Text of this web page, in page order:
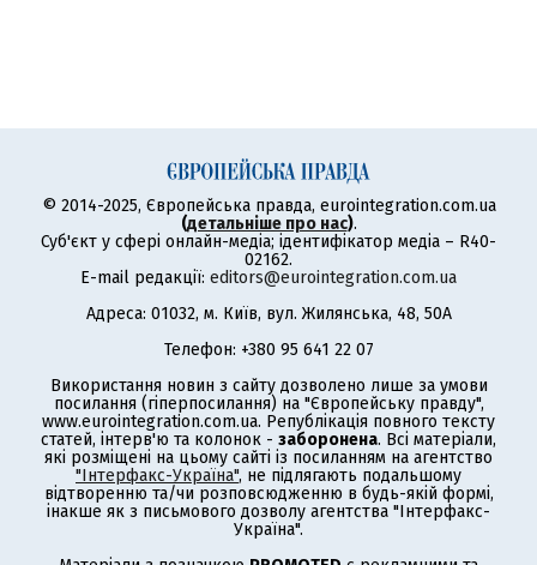
© 2014-2025, Європейська правда, eurointegration.com.ua
(детальніше про нас).
Суб'єкт у сфері онлайн-медіа; ідентифікатор медіа – R40-
02162.
E-mail редакції: editors@eurointegration.com.ua
Адреса: 01032, м. Київ, вул. Жилянська, 48, 50А
Телефон: +380 95 641 22 07
Використання новин з сайту дозволено лише за умови
посилання (гіперпосилання) на "Європейську правду",
www.eurointegration.com.ua. Републікація повного тексту
статей, інтерв'ю та колонок - заборонена. Всі матеріали,
які розміщені на цьому сайті із посиланням на агентство
"Інтерфакс-Україна", не підлягають подальшому
відтворенню та/чи розповсюдженню в будь-якій формі,
інакше як з письмового дозволу агентства "Інтерфакс-
Україна".